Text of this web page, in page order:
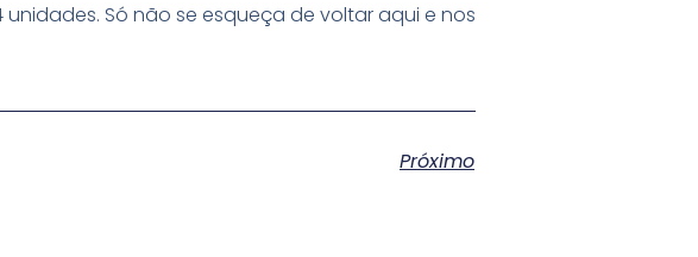
Só não se esqueça de voltar aqui e nos
Próximo